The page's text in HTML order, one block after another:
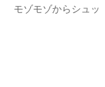
モゾモゾからシュッ